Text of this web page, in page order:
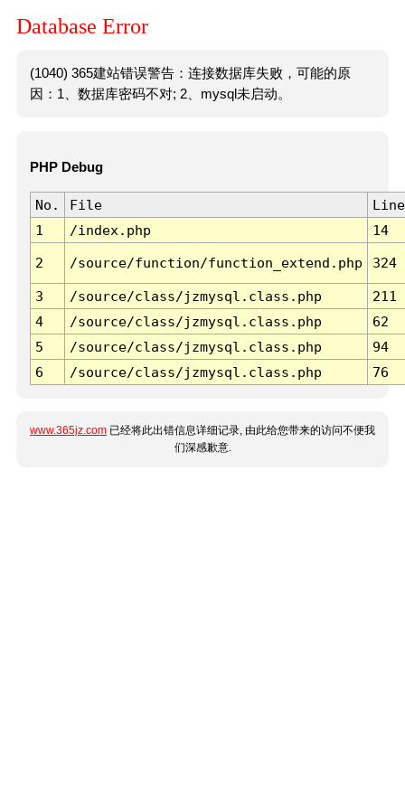
Database Error
(1040) 365建站错误警告：连接数据库失败，可能的原
因：1、数据库密码不对; 2、mysql未启动。
PHP Debug
No. File
Line
1
/index.php 14
2 /source/function/function_extend.php 324
3 /source/class/jzmysql.class.php
211
4
/source/class/jzmysql.class.php
62
5
/source/class/jzmysql.class.php
94
6
/source/class/jzmysql.class.php 76
www.365jz.com 已经将此出错信息详细记录, 由此给您带来的访问不便我
们深感歉意.